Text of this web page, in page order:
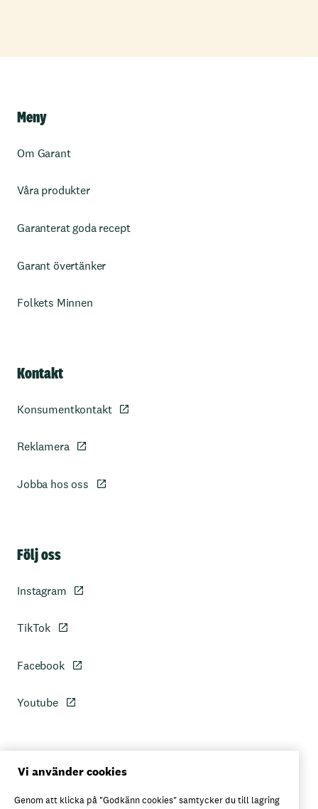
Meny
Om Garant
Våra produkter
Garanterat goda recept
Garant övertänker
Folkets Minnen
Kontakt
Konsumentkontakt
Reklamera
Jobba hos oss
Följ oss
Instagram
TikTok
Facebook
Youtube
Personuppgiftspolicy
Vi använder cookies
Genom att klicka på "Godkänn cookies" samtycker du till lagring